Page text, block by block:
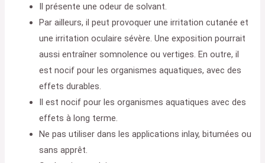
Il présente une odeur de solvant.
Par ailleurs, il peut provoquer une irritation cutanée et
une irritation oculaire sévère. Une exposition pourrait
aussi entraîner somnolence ou vertiges. En outre, il
est nocif pour les organismes aquatiques, avec des
effets durables.
Il est nocif pour les organismes aquatiques avec des
effets à long terme.
Ne pas utiliser dans les applications inlay, bitumées ou
sans apprêt.